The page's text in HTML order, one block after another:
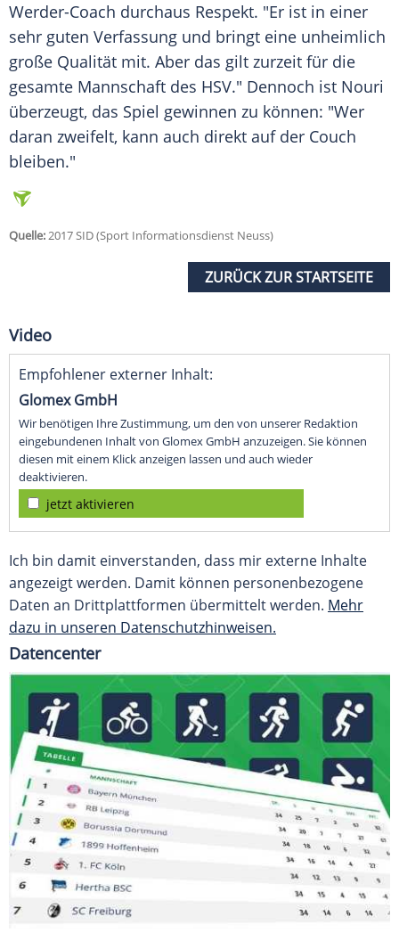
Werder-Coach durchaus Respekt. "Er ist in einer
sehr guten Verfassung und bringt eine unheimlich
große Qualität mit. Aber das gilt zurzeit für die
gesamte Mannschaft des HSV." Dennoch ist Nouri
überzeugt, das Spiel gewinnen zu können: "Wer
daran zweifelt, kann auch direkt auf der Couch
bleiben."
Quelle:2017 SID (Sport Informationsdienst Neuss)
ZURÜCK ZUR STARTSEITE
Video
Empfohlener externer Inhalt:
Glomex GmbH
Wir benötigen Ihre Zustimmung, um den von unserer Redaktion
eingebundenen Inhalt von Glomex GmbH anzuzeigen. Sie können
diesen mit einem Klick anzeigen lassen und auch wieder
deaktivieren.
jetzt aktivieren
Ich bin damit einverstanden, dass mir externe Inhalte
angezeigt werden. Damit können personenbezogene
Daten an Drittplattformen übermittelt werden. Mehr
dazu in unseren Datenschutzhinweisen.
Datencenter